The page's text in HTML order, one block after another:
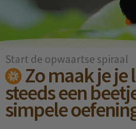
Start de opwaartse spiraal
Zo maak je je
steeds een
simpele